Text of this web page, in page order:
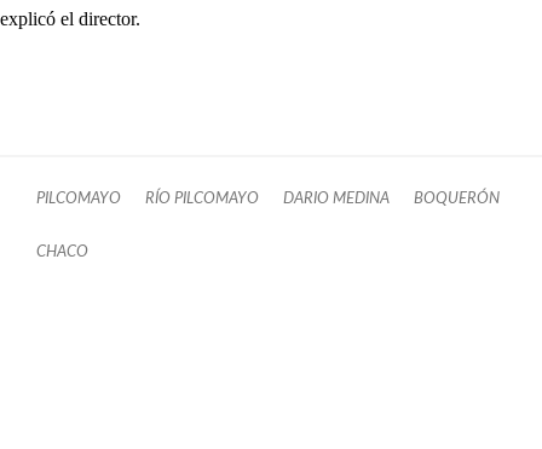
explicó el director.
PILCOMAYO RÍO PILCOMAYO DARIO MEDINA BOQUERÓN
CHACO